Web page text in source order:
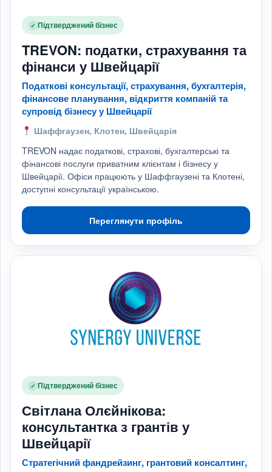
✓ Підтверджений бізнес
TREVON: податки, страхування та
фінанси у Швейцарії
Податкові консультації, страхування, бухгалтерія,
фінансове планування, відкриття компаній та
супровід бізнесу у Швейцарії
Шаффгаузен, Клотен, Швейцарія
TREVON надає податкові, страхові, бухгалтерські та
фінансові послуги приватним клієнтам і бізнесу у
Швейцарії. Офіси працюють у Шаффгаузені та Клотені,
доступні консультації українською.
Переглянути профіль
✓ Підтверджений бізнес
Світлана Олєйнікова:
консультантка з грантів у
Швейцарії
Стратегічний фандрейзинг, грантовий консалтинг,